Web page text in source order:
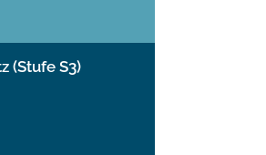
(Stufe S3)